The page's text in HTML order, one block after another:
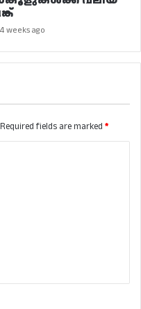
4 weeks ago
Required fields are marked *